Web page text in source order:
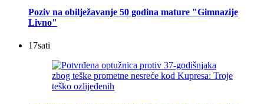
Poziv na obilježavanje 50 godina mature "Gimnazije
Livno"
17sati